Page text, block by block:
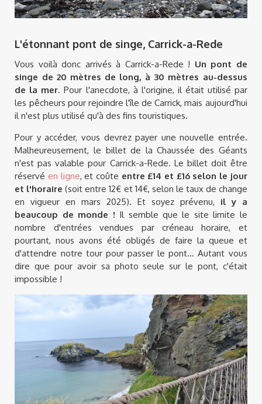
L'étonnant pont de singe, Carrick-a-Rede
Vous voilà donc arrivés à Carrick-a-Rede ! Un pont de
singe de 20 mètres de long, à 30 mètres au-dessus
de la mer. Pour l'anecdote, à l'origine, il était utilisé par
les pêcheurs pour rejoindre l'île de Carrick, mais aujourd'hui
il n'est plus utilisé qu'à des fins touristiques.
Pour y accéder, vous devrez payer une nouvelle entrée.
Malheureusement, le billet de la Chaussée des Géants
n'est pas valable pour Carrick-a-Rede. Le billet doit être
réservéen ligne, et coûte entre £14 et £16 selon le jour
et l'horaire (soit entre 12€ et 14€, selon le taux de change
en vigueur en mars 2025). Et soyez prévenu, il y a
beaucoup de monde ! Il semble que le site limite le
nombre d'entrées vendues par créneau horaire, et
pourtant, nous avons été obligés de faire la queue et
d'attendre notre tour pour passer le pont... Autant vous
dire que pour avoir sa photo seule sur le pont, c'était
impossible !